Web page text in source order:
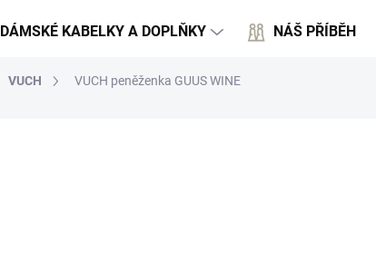
DÁMSKÉ KABELKY A DOPLŇKY NÁŠ PŘÍBĚH
VUCH VUCH peněženka GUUS WINE